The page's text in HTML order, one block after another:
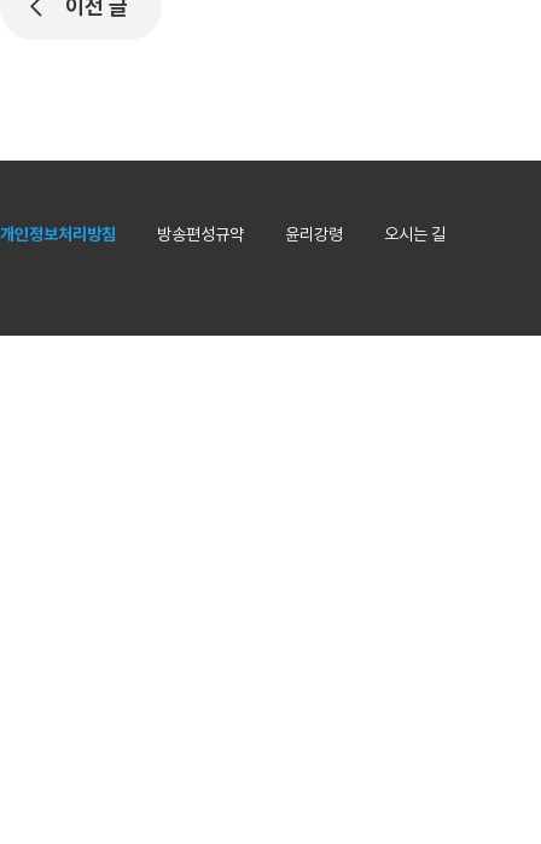
이전 글
개인정보처리방침 방송편성규약 윤리강령 오시는 길